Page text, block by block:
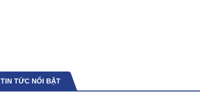
TIN TỨC NỔI BẬT